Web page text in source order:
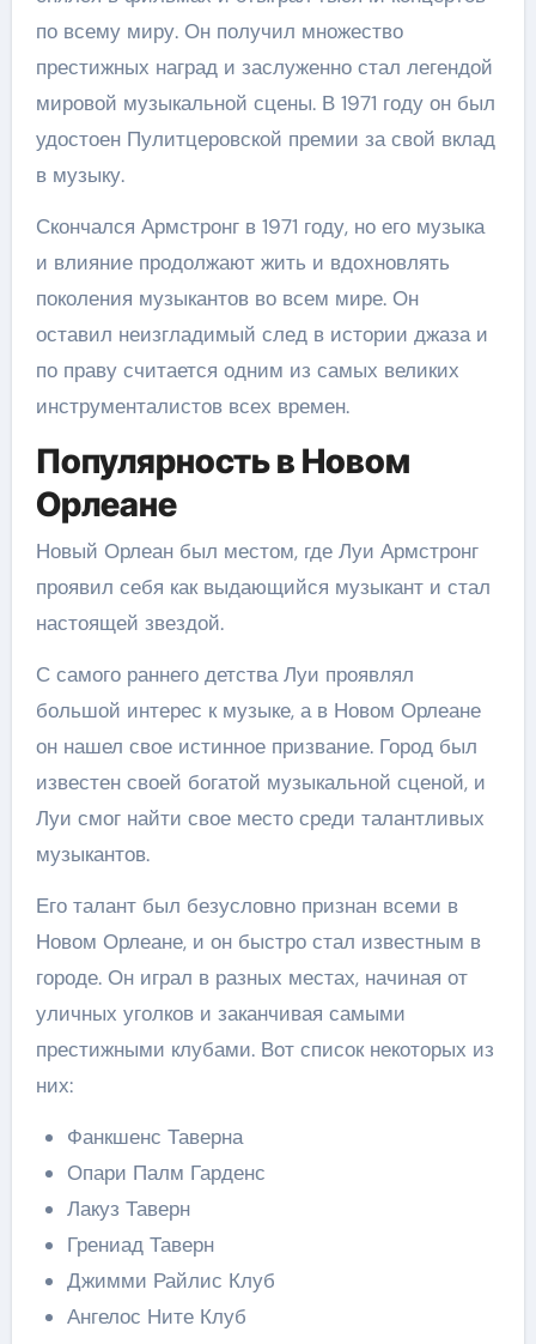
по всему миру. Он получил множество
престижных наград и заслуженно стал легендой
мировой музыкальной сцены. В 1971 году он был
удостоен Пулитцеровской премии за свой вклад
в музыку.
Скончался Армстронг в 1971 году, но его музыка
и влияние продолжают жить и вдохновлять
поколения музыкантов во всем мире. Он
оставил неизгладимый след в истории джаза и
по праву считается одним из самых великих
инструменталистов всех времен.
Популярность в Новом
Орлеане
Новый Орлеан был местом, где Луи Армстронг
проявил себя как выдающийся музыкант и стал
настоящей звездой.
С самого раннего детства Луи проявлял
большой интерес к музыке, а в Новом Орлеане
он нашел свое истинное призвание. Город был
известен своей богатой музыкальной сценой, и
Луи смог найти свое место среди талантливых
музыкантов.
Его талант был безусловно признан всеми в
Новом Орлеане, и он быстро стал известным в
городе. Он играл в разных местах, начиная от
уличных уголков и заканчивая самыми
престижными клубами. Вот список некоторых из
них:
Фанкшенс Таверна
Опари Палм Гарденс
Лакуз Таверн
Грениад Таверн
Джимми Райлис Клуб
Ангелос Ните Клуб